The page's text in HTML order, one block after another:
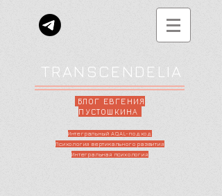
TRANSCENDELIA
БЛОГ ЕВГЕНИЯ
ПУСТОШКИНА
Интегральный AQAL-подход
Психология вертикального развития
Интегральная психология